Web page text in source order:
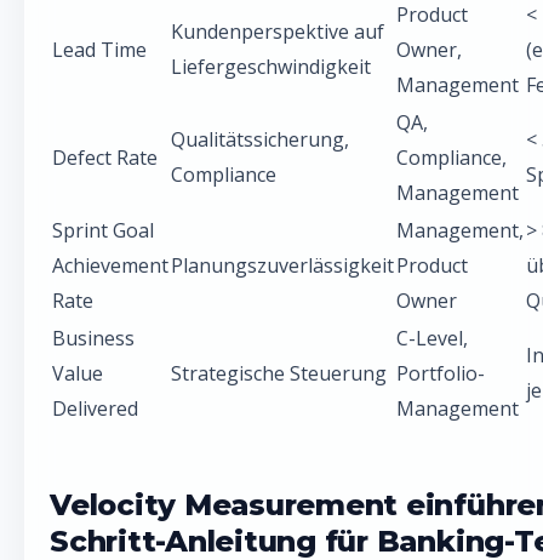
Lead Time
Kundenperspektive auf
Liefergeschwindigkeit
Product
Owner,
Management
Defect Rate
Qualitätssicherung,
Compliance
QA,
Compliance,
Management
<
Sprint Goal
Achievement
Rate
Planungszuverlässigkeit
Management,
Product
Owner
>
Business
Value
Delivered
Strategische Steuerung
C-Level,
Portfolio-
Management
Velocity Measurement
Schritt-Anleitung für Banking-